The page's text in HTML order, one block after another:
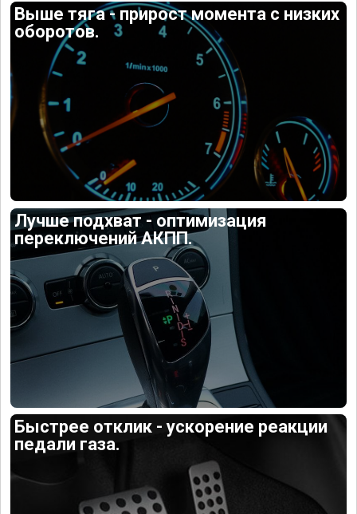
Выше тяга - прирост момента с низких
оборотов.
Лучше подхват - оптимизация
переключений АКПП.
Быстрее отклик - ускорение реакции
педали газа.